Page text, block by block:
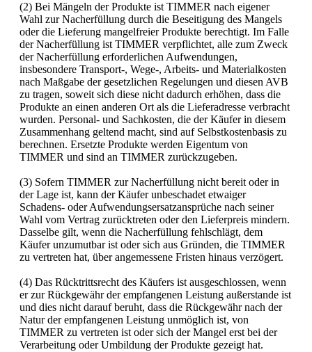
(2) Bei Mängeln der Produkte ist TIMMER nach eigener
Wahl zur Nacherfüllung durch die Beseitigung des Mangels
oder die Lieferung mangelfreier Produkte berechtigt. Im Falle
der Nacherfüllung ist TIMMER verpflichtet, alle zum Zweck
der Nacherfüllung erforderlichen Aufwendungen,
insbesondere Transport-, Wege-, Arbeits- und Materialkosten
nach Maßgabe der gesetzlichen Regelungen und diesen AVB
zu tragen, soweit sich diese nicht dadurch erhöhen, dass die
Produkte an einen anderen Ort als die Lieferadresse verbracht
wurden. Personal- und Sachkosten, die der Käufer in diesem
Zusammenhang geltend macht, sind auf Selbstkostenbasis zu
berechnen. Ersetzte Produkte werden Eigentum von
TIMMER und sind an TIMMER zurückzugeben.
(3) Sofern TIMMER zur Nacherfüllung nicht bereit oder in
der Lage ist, kann der Käufer unbeschadet etwaiger
Schadens- oder Aufwendungsersatzansprüche nach seiner
Wahl vom Vertrag zurücktreten oder den Lieferpreis mindern.
Dasselbe gilt, wenn die Nacherfüllung fehlschlägt, dem
Käufer unzumutbar ist oder sich aus Gründen, die TIMMER
zu vertreten hat, über angemessene Fristen hinaus verzögert.
(4) Das Rücktrittsrecht des Käufers ist ausgeschlossen, wenn
er zur Rückgewähr der empfangenen Leistung außerstande ist
und dies nicht darauf beruht, dass die Rückgewähr nach der
Natur der empfangenen Leistung unmöglich ist, von
TIMMER zu vertreten ist oder sich der Mangel erst bei der
Verarbeitung oder Umbildung der Produkte gezeigt hat.